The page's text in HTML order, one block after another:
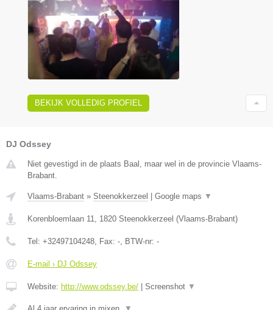
BEKIJK VOLLEDIG PROFIEL
DJ Odssey
Niet gevestigd in de plaats Baal, maar wel in de provincie Vlaams-
Brabant.
Vlaams-Brabant » Steenokkerzeel Google maps ▼
Korenbloemlaan 11 1820 Steenokkerzeel (Vlaams-Brabant)
Tel: +32497104248 , Fax: - , BTW-nr: -
E-mail › DJ Odssey
Website: http://www.odssey.be/ Screenshot ▼